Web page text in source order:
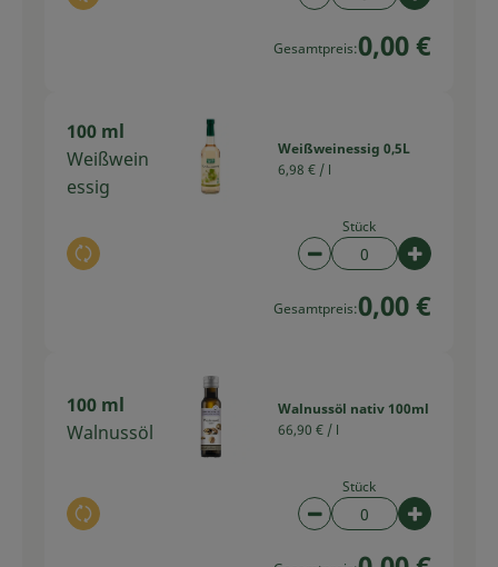
Gesamtpreis:0,00 €
100 ml
Weißwein
essig
Auswahl ändern
Weißweinessig 0,5L
6,98 € / l
Stück
Artikelanzahl
Gesamtpreis:0,00 €
100 ml
Walnussöl
Auswahl ändern
Walnussöl nativ 100ml
66,90 € / l
Stück
Artikelanzahl